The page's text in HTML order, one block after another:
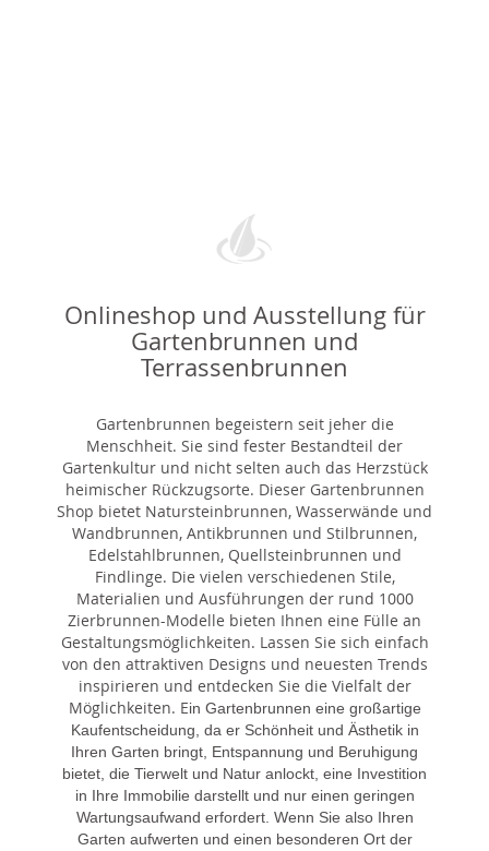
Onlineshop und Ausstellung für
Gartenbrunnen und
Terrassenbrunnen
Gartenbrunnen begeistern seit jeher die
Menschheit. Sie sind fester Bestandteil der
Gartenkultur und nicht selten auch das Herzstück
heimischer Rückzugsorte. Dieser Gartenbrunnen
Shop bietet Natursteinbrunnen, Wasserwände und
Wandbrunnen, Antikbrunnen und Stilbrunnen,
Edelstahlbrunnen, Quellsteinbrunnen und
Findlinge. Die vielen verschiedenen Stile,
Materialien und Ausführungen der rund 1000
Zierbrunnen-Modelle bieten Ihnen eine Fülle an
Gestaltungsmöglichkeiten. Lassen Sie sich einfach
von den attraktiven Designs und neuesten Trends
inspirieren und entdecken Sie die Vielfalt der
Möglichkeiten. Ein Gartenbrunnen eine großartige
Kaufentscheidung, da er Schönheit und Ästhetik in
Ihren Garten bringt, Entspannung und Beruhigung
bietet, die Tierwelt und Natur anlockt, eine Investition
in Ihre Immobilie darstellt und nur einen geringen
Wartungsaufwand erfordert. Wenn Sie also Ihren
Garten aufwerten und einen besonderen Ort der